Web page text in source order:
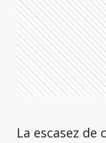
La escasez